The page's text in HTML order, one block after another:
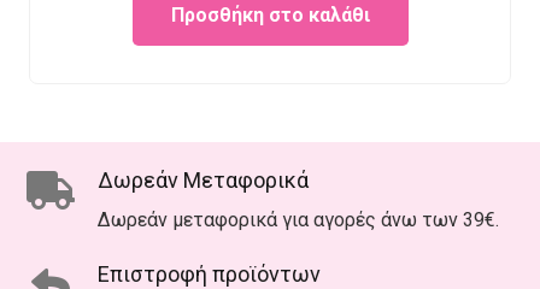
was:
€25.00.
is:
€18.00.
Προσθήκη στο καλάθι
Δωρεάν Μεταφορικά
Δωρεάν μεταφορικά για αγορές άνω των 39€.
Επιστροφή προϊόντων